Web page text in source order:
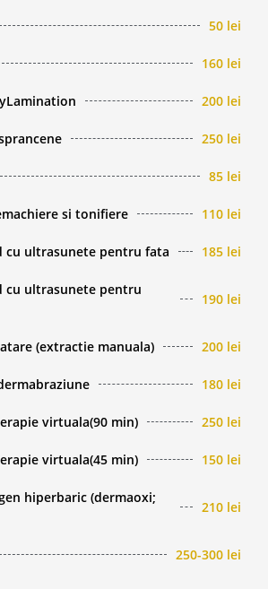
50 lei
160 lei
200 lei
250 lei
85 lei
si tonifiere 110 lei
cu ultrasunete pentru fata 185 lei
cu ultrasunete pentru
190 lei
(extractie manuala) 200 lei
180 lei
virtuala(90 min) 250 lei
virtuala(45 min) 150 lei
hiperbaric (dermaoxi;
210 lei
250-300 lei